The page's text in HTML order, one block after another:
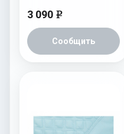
3 090 e
Сообщить